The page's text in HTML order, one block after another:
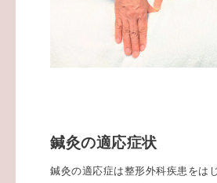
鍼灸の適応症状
鍼灸の適応症は整形外科疾患をは